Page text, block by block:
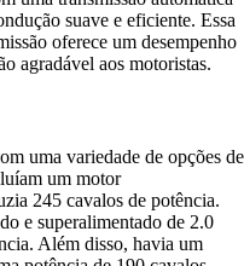
suave e eficiente. Essa
oferece um desempenho
agradável aos motoristas.
uma variedade de opções de
um motor
245 cavalos de potência.
e superalimentado de 2.0
Além disso, havia um